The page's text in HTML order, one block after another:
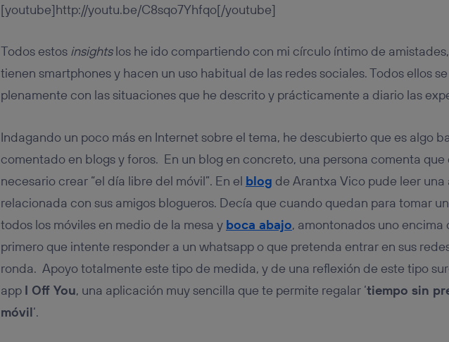
[youtube]http://youtu.be/C8sqo7Yhfqo[/youtube]
Todos estos insightslos he ido compartiendo con mi círculo íntimo de
tienen smartphones y hacen un uso habitual de las redes sociales. Todos ellos
plenamente con las situaciones que he descrito y prácticamente a diario las
Indagando un poco más en Internet sobre el tema, he descubierto que es algo
comentado en blogs y foros. En un blog en concreto, una persona comenta que
necesario crear “el día libre del móvil”. En el blog de Arantxa Vico pude leer
relacionada con sus amigos blogueros. Decía que cuando quedan para tomar
todos los móviles en medio de la mesa y boca abajo, amontonados uno encima
primero que intente responder a un whatsapp o que pretenda entrar en sus
ronda. Apoyo totalmente este tipo de medida, y de una reflexión de este tipo
app I Off You, una aplicación muy sencilla que te permite regalar ‘tiempo sin
móvil‘.